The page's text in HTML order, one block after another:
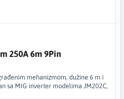
250A 6m 9Pin
mehanizmom, dužine 6 m i
sa MIG inverter modelima JM202C,